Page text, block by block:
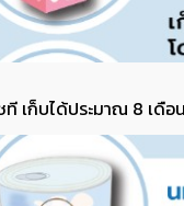
เก็บได้ประมาณ 8 เดือ